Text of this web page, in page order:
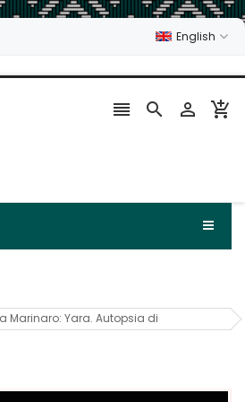
English
   
Marinaro: Yara. Autopsia di